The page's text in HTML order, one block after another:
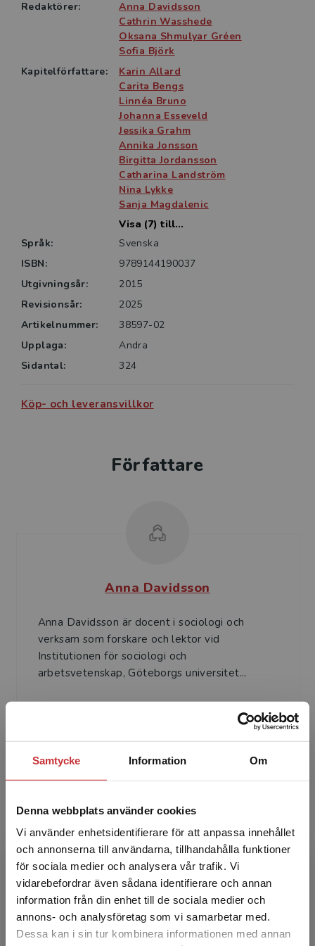
Samtycke Information Om
Denna webbplats använder cookies
Vi använder enhetsidentifierare för att anpassa innehållet
och annonserna till användarna, tillhandahålla funktioner
för sociala medier och analysera vår trafik. Vi
vidarebefordrar även sådana identifierare och annan
information från din enhet till de sociala medier och
annons- och analysföretag som vi samarbetar med.
Dessa kan i sin tur kombinera informationen med annan
Begränsad fraktregion
kriminologi och våldtäkt samt sociala rörelser har
också tillkommit. Boken vänder sig i första hand till
studenter i sociologi och andra samhälls­vetenskapliga
ämnen, men också till dem som vill sätta sig in i hur
genusperspektiv och feministisk teori kan förstås och
Redaktörer:
Anna Davidsson
Cathrin Wasshede
Oksana Shmulyar Gréen
Sofia Björk
Kapitelförfattare:
Karin Allard
Carita Bengs
Linnéa Bruno
Johanna Esseveld
Jessika Grahm
Annika Jonsson
Birgitta Jordansson
Catharina Landström
Nina Lykke
Sanja Magdalenic
Visa (7) till...
Språk:
Svenska
ISBN:
9789144190037
Utgivningsår:
2015
Revisionsår:
2025
Artikelnummer:
38597-02
Upplaga:
Andra
Sidantal:
324
Köp- och leveransvillkor
Författare
Anna Davidsson
Anna Davidsson är docent i sociologi och
verksam som forskare och lektor vid
Institutionen för sociologi och
arbetsvetenskap, Göteborgs universitet...
Cathrin Wasshede
Cathrin Wasshede är docent i sociologi vid
Institutionen för sociologi och
arbetsvetenskap, Göteborgs universitet.
Hennes forskningsområden inklude...